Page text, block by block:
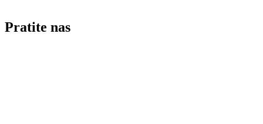
Pratite nas